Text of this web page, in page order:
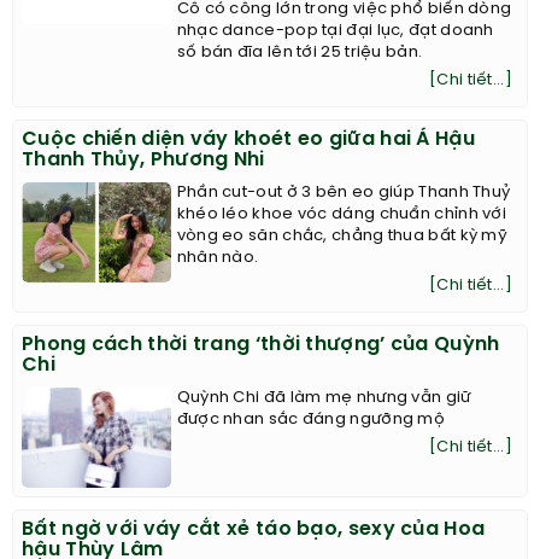
Cô có công lớn trong việc phổ biến dòng
nhạc dance-pop tại đại lục, đạt doanh
số bán đĩa lên tới 25 triệu bản.
[Chi tiết...]
Cuộc chiến diện váy khoét eo giữa hai Á Hậu
Thanh Thủy, Phương Nhi
Phần cut-out ở 3 bên eo giúp Thanh Thuỷ
khéo léo khoe vóc dáng chuẩn chỉnh với
vòng eo săn chắc, chẳng thua bất kỳ mỹ
nhân nào.
[Chi tiết...]
Phong cách thời trang ‘thời thượng’ của Quỳnh
Chi
Quỳnh Chi đã làm mẹ nhưng vẫn giữ
được nhan sắc đáng ngưỡng mộ
[Chi tiết...]
Bất ngờ với váy cắt xẻ táo bạo, sexy của Hoa
hậu Thùy Lâm